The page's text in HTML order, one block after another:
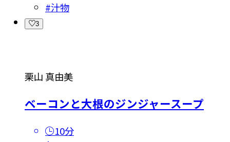
#汁物
3
栗山 真由美
ベーコンと大根のジンジャースープ
10分